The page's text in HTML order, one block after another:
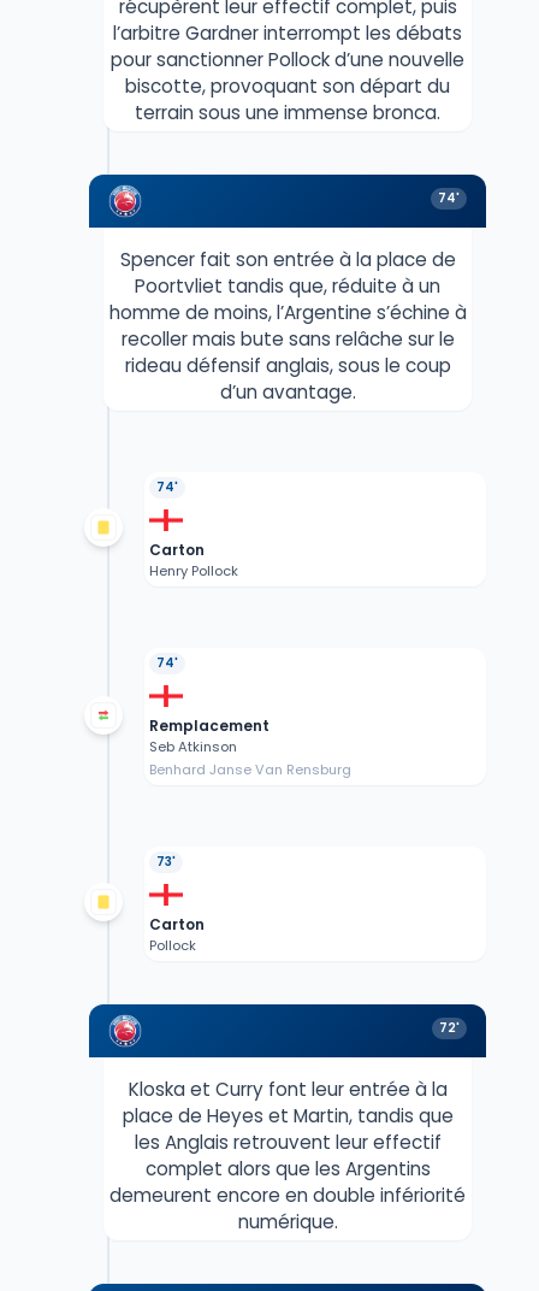
récupèrent leur effectif complet, puis
l’arbitre Gardner interrompt les débats
pour sanctionner Pollock d’une nouvelle
biscotte, provoquant son départ du
terrain sous une immense bronca.
74'
Spencer fait son entrée à la place de
Poortvliet tandis que, réduite à un
homme de moins, l’Argentine s’échine à
recoller mais bute sans relâche sur le
rideau défensif anglais, sous le coup
d’un avantage.
74'
Carton
Henry Pollock
74'
Remplacement
Seb Atkinson
Benhard Janse Van Rensburg
73'
Carton
Pollock
72'
Kloska et Curry font leur entrée à la
place de Heyes et Martin, tandis que
les Anglais retrouvent leur effectif
complet alors que les Argentins
demeurent encore en double infériorité
numérique.